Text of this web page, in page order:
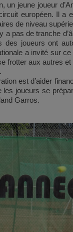
un jeune joueur
européen. Il a
de niveau
a pas de tranche
des joueurs ont
a invité sur
frotter aux autres
est d’aider
les joueurs se
Garros.